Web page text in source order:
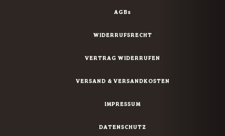
AGBs
WIDERRUFSRECHT
VERTRAG WIDERRUFEN
VERSAND & VERSANDKOSTEN
IMPRESSUM
DATENSCHUTZ